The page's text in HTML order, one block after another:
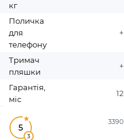
кг
Поличка
для
телефону
+
Тримач
пляшки
+
Гарантія,
міс
12
3390
5
3